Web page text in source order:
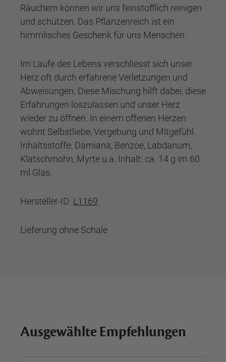
Räuchern können wir uns feinstofflich reinigen
und schützen. Das Pflanzenreich ist ein
himmlisches Geschenk für uns Menschen.
Im Laufe des Lebens verschliesst sich unser
Herz oft durch erfahrene Verletzungen und
Abweisungen. Diese Mischung hilft dabei, diese
Erfahrungen loszulassen und unser Herz
wieder zu öffnen. In einem offenen Herzen
wohnt Selbstliebe, Vergebung und Mitgefühl.
Inhaltsstoffe: Damiana, Benzoe, Labdanum,
Klatschmohn, Myrte u.a. Inhalt: ca. 14 g im 60
ml Glas.
Hersteller-ID: L1169
Lieferung ohne Schale
Ausgewählte Empfehlungen